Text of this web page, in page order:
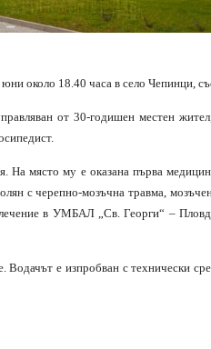
юни около 18.40 часа в село
от 30-годишен местен
На място му е оказана първа
с черепно-мозъчна травма,
в УМБАЛ „Св. Георги“ –
е изпробван с технически